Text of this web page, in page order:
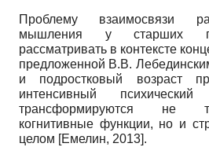
Проблему взаимосвязи
мышления у старших
рассматривать в контексте
предложенной В.В.
и подростковый возраст
интенсивный
трансформируются не
когнитивные функции, но и
целом [Емелин, 2013].